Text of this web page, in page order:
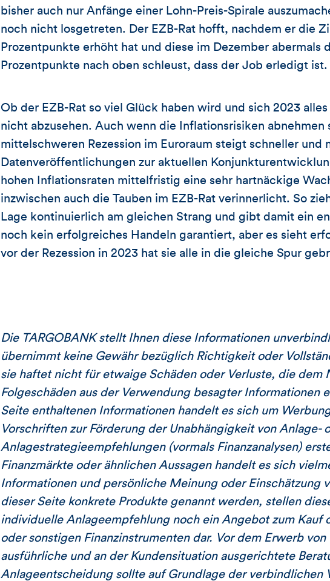
bisher auch nur Anfänge einer Lohn-Preis-Spirale
noch nicht losgetreten. Der EZB-Rat hofft, nachdem er die
Prozentpunkte erhöht hat und diese im Dezember abermals
Prozentpunkte nach oben schleust, dass der Job erledigt ist.
Ob der EZB-Rat so viel Glück haben wird und sich 2023
nicht abzusehen. Auch wenn die Inflationsrisiken abnehmen
mittelschweren Rezession im Euroraum steigt schneller und
Datenveröffentlichungen zur aktuellen
hohen Inflationsraten mittelfristig eine sehr hartnäckige
inzwischen auch die Tauben im EZB-Rat verinnerlicht. So
Lage kontinuierlich am gleichen Strang und gibt damit ein
noch kein erfolgreiches Handeln garantiert, aber es sieht
vor der Rezession in 2023 hat sie alle in die gleiche Spur
Die TARGOBANK stellt Ihnen diese Informationen
übernimmt keine Gewähr bezüglich Richtigkeit oder
sie haftet nicht für etwaige Schäden oder Verluste, die dem
Folgeschäden aus der Verwendung besagter Informationen
Seite enthaltenen Informationen handelt es sich um
Vorschriften zur Förderung der Unabhängigkeit von Anlage-
Anlagestrategieempfehlungen (vormals Finanzanalysen)
Finanzmärkte oder ähnlichen Aussagen handelt es sich
Informationen und persönliche Meinung oder Einschätzung
dieser Seite konkrete Produkte genannt werden, stellen
individuelle Anlageempfehlung noch ein Angebot zum Kauf
oder sonstigen Finanzinstrumenten dar. Vor dem Erwerb
ausführliche und an der Kundensituation ausgerichtete
Anlageentscheidung sollte auf Grundlage der verbindlichen